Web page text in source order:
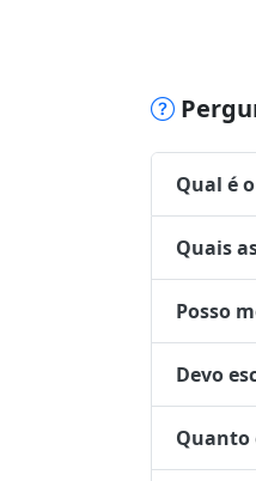
Qual é
Quais
Posso
Devo
Quanto